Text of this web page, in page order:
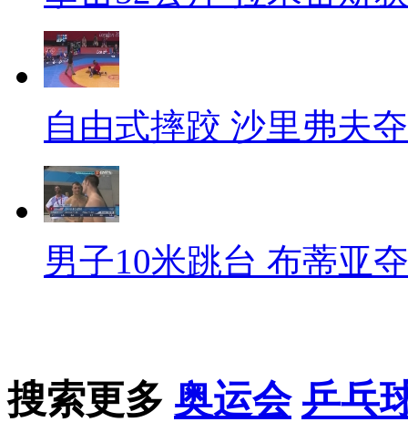
自由式摔跤 沙里弗夫
男子10米跳台 布蒂亚
搜索更多 奥运会 乒乓